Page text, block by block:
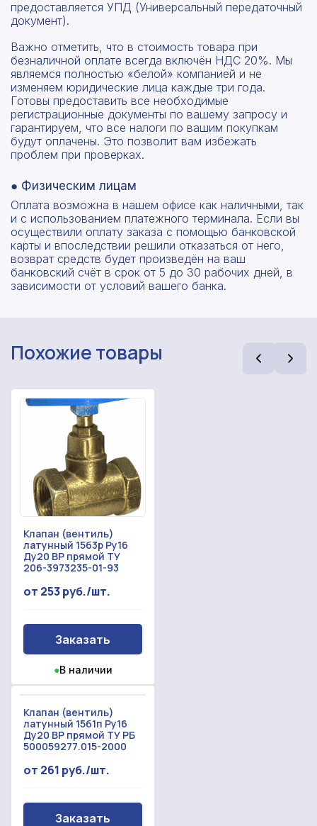
предоставляется УПД (Универсальный передаточный
документ).
Важно отметить, что в стоимость товара при
безналичной оплате всегда включён НДС 20%. Мы
являемся полностью «белой» компанией и не
изменяем юридические лица каждые три года.
Готовы предоставить все необходимые
регистрационные документы по вашему запросу и
гарантируем, что все налоги по вашим покупкам
будут оплачены. Это позволит вам избежать
проблем при проверках.
● Физическим лицам
Оплата возможна в нашем офисе как наличными, так
и с использованием платежного терминала. Если вы
осуществили оплату заказа с помощью банковской
карты и впоследствии решили отказаться от него,
возврат средств будет произведён на ваш
банковский счёт в срок от 5 до 30 рабочих дней, в
зависимости от условий вашего банка.
Похожие товары
Клапан (вентиль)
латунный 15б3р Ру16
Ду20 ВР прямой ТУ
206-3973235-01-93
от 253 руб./шт.
Заказать
●В наличии
Клапан (вентиль)
латунный 15б1п Ру16
Ду20 ВР прямой ТУ РБ
500059277.015-2000
от 261 руб./шт.
Заказать
точный расчет сметы. Мы свяжемся с вами в
Отправить запрос
Даю согласие на обработку персональных данных
Мы свяжемся с вами в ближайшее время!
Предоставим бесплатную консультацию по
нашим товарам и актуальным ценам на
металлопрокат
Заказать звонок
Даю согласие наобработку персональных данных
Форма отправлена,
спасибо!
С вами свяжется наш менеджер.
Форма не отправлена!
Произошла ошибка.